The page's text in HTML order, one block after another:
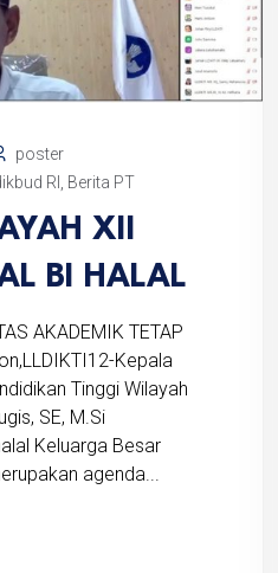
poster
RI Berita PT
XII
BI HALAL
AKADEMIK TETAP
Kepala
Tinggi Wilayah
SE, M.Si
Keluarga Besar
agenda...